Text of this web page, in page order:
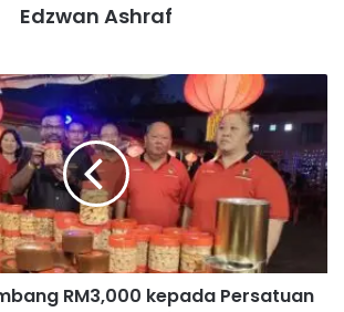
Edzwan Ashraf
RM3,000 kepada Persatuan